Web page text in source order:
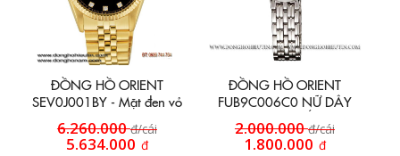
ĐỒNG HỒ ORIENT
SEV0J001BY - Mặt đen vỏ
vàng
6.260.000đ/cái
5.634.000 đ
ĐỒNG HỒ ORIENT
FUB9C006C0 NỮ DÂY
KIM LOẠI TRẮNG
2.000.000đ/cái
1.800.000 đ